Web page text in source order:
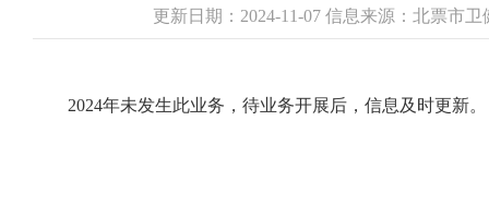
更新日期：2024-11-07 信息来源：北票市
2024年未发生此业务，待业务开展后，信息及时更新。